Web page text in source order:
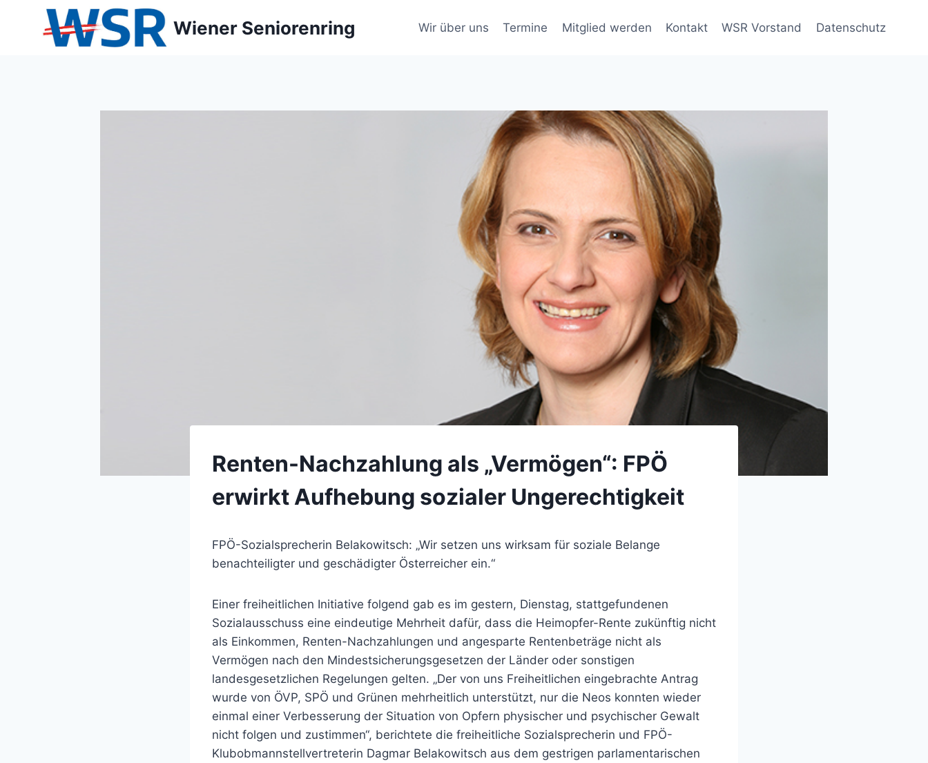
Wiener Seniorenring Wir über uns Termine Mitglied werden Kontakt WSR Vorstand Datenschutz
Renten-Nachzahlung als „Vermögen“: FPÖ
erwirkt Aufhebung sozialer Ungerechtigkeit
FPÖ-Sozialsprecherin Belakowitsch: „Wir setzen uns wirksam für soziale Belange
benachteiligter und geschädigter Österreicher ein.“
Einer freiheitlichen Initiative folgend gab es im gestern, Dienstag, stattgefundenen
Sozialausschuss eine eindeutige Mehrheit dafür, dass die Heimopfer-Rente zukünftig nicht
als Einkommen, Renten-Nachzahlungen und angesparte Rentenbeträge nicht als
Vermögen nach den Mindestsicherungsgesetzen der Länder oder sonstigen
landesgesetzlichen Regelungen gelten. „Der von uns Freiheitlichen eingebrachte Antrag
wurde von ÖVP, SPÖ und Grünen mehrheitlich unterstützt, nur die Neos konnten wieder
einmal einer Verbesserung der Situation von Opfern physischer und psychischer Gewalt
nicht folgen und zustimmen“, berichtete die freiheitliche Sozialsprecherin und FPÖ-
Klubobmannstellvertreterin Dagmar Belakowitsch aus dem gestrigen parlamentarischen